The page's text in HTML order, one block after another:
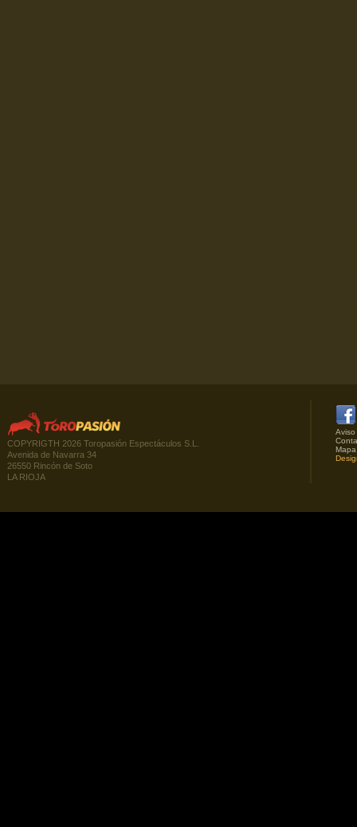
COPYRIGTH 2026 Toropasión Espectáculos S.L.
Avenida de Navarra 34
26550 Rincón de Soto
LA RIOJA